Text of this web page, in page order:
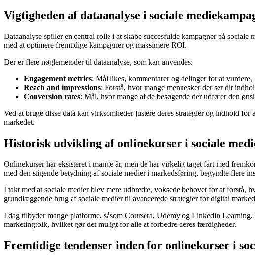
Vigtigheden af dataanalyse i sociale
Dataanalyse spiller en central rolle i at skabe succesfulde kampagner på
med at optimere fremtidige kampagner og maksimere ROI.
Der er flere nøglemetoder til dataanalyse, som kan anvendes:
Engagement metrics: Mål likes, kommentarer og delinger for at
Reach and impressions: Forstå, hvor mange mennesker der ser dit
Conversion rates: Mål, hvor mange af de besøgende der udfører den
Ved at bruge disse data kan virksomheder justere deres strategier og indhold
markedet.
Historisk udvikling af onlinekurser i sociale
Onlinekurser har eksisteret i mange år, men de har virkelig taget fart med
med den stigende betydning af sociale medier i markedsføring, begyndte flere
I takt med at sociale medier blev mere udbredte, voksede behovet for at
grundlæggende brug af sociale medier til avancerede strategier for digital
I dag tilbyder mange platforme, såsom Coursera, Udemy og LinkedIn
marketingfolk, hvilket gør det muligt for alle at forbedre deres færdigheder.
Fremtidige tendenser inden for onlinekurser i